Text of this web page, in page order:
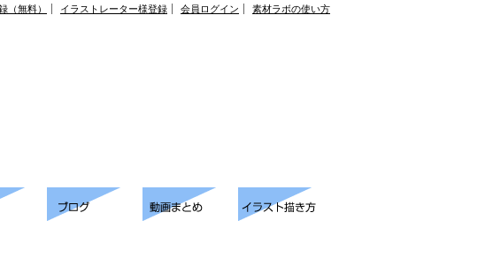
（無料） イラストレーター様登録 会員ログイン 素材ラボの使い方